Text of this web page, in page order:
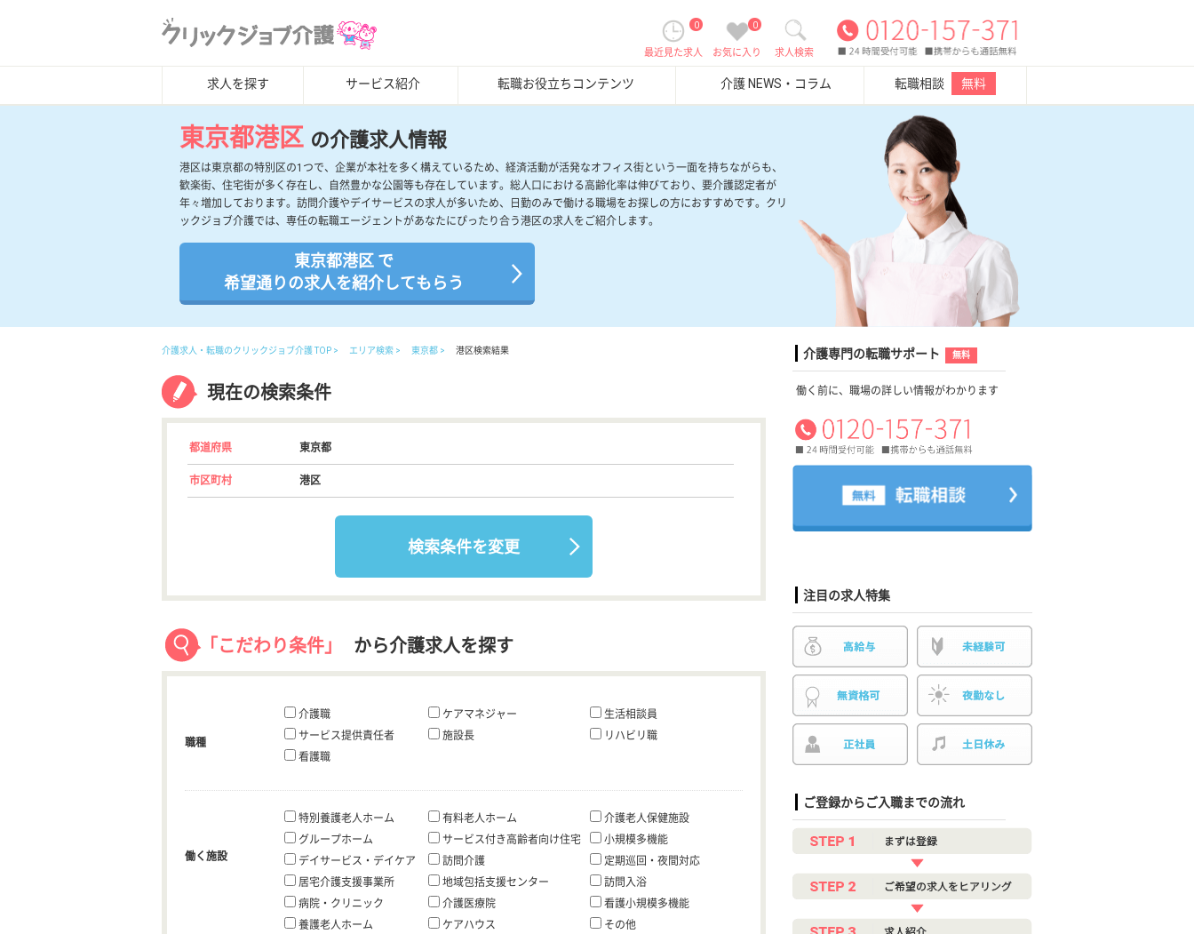
求人検索
0
お気に入り
0
最近見た求人
求人を探す サービス紹介 転職お役立ちコンテンツ 介護 NEWS・コラム 転職相談 無料
東京都港区 の介護求人情報
港区は東京都の特別区の1つで、企業が本社を多く構えているため、経済活動が活発なオフィス街という一面を持ちながらも、
歓楽街、住宅街が多く存在し、自然豊かな公園等も存在しています。総人口における高齢化率は伸びており、要介護認定者が
年々増加しております。訪問介護やデイサービスの求人が多いため、日勤のみで働ける職場をお探しの方におすすめです。クリ
ックジョブ介護では、専任の転職エージェントがあなたにぴったり合う港区の求人をご紹介します。
東京都港区 で
希望通りの求人を紹介してもらう
介護求人・転職のクリックジョブ介護 TOP エリア検索 東京都 港区検索結果
現在の検索条件
都道府県 東京都
市区町村 港区
検索条件を変更
「こだわり条件」 から介護求人を探す
職種
介護職 ケアマネジャー
生活相談員
サービス提供責任者
施設長
リハビリ職
看護職
働く施設
特別養護老人ホーム 有料老人ホーム
介護老人保健施設
グループホーム
サービス付き高齢者向け住宅
小規模多機能
デイサービス・デイケア
訪問介護
定期巡回・夜間対応
居宅介護支援事業所
地域包括支援センター
訪問入浴
病院・クリニック
介護医療院
看護小規模多機能
養護老人ホーム
ケアハウス その他
介護専門の転職サポート 無料
働く前に、職場の詳しい情報がわかります
注目の求人特集
ご登録からご入職までの流れ